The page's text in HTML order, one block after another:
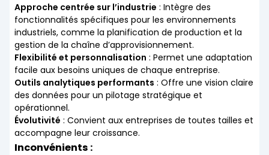
Approche centrée sur l’industrie : Intègre des
fonctionnalités spécifiques pour les environnements
industriels, comme la planification de production et la
gestion de la chaîne d’approvisionnement.
Flexibilité et personnalisation : Permet une adaptation
facile aux besoins uniques de chaque entreprise.
Outils analytiques performants : Offre une vision claire
des données pour un pilotage stratégique et
opérationnel.
Évolutivité : Convient aux entreprises de toutes tailles et
accompagne leur croissance.
Inconvénients :